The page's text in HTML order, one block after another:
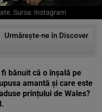
Sursa: Instagram
Urmărește-ne în Discover
bănuit că o înșală pe
amantă și care este
prințului de Wales?